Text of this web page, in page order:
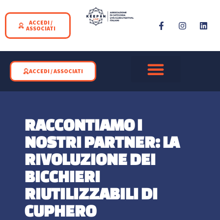
ACCEDI /
ASSOCIATI
ACCEDI / ASSOCIATI
RACCONTIAMO I
NOSTRI PARTNER: LA
RIVOLUZIONE DEI
BICCHIERI
RIUTILIZZABILI DI
CUPHERO